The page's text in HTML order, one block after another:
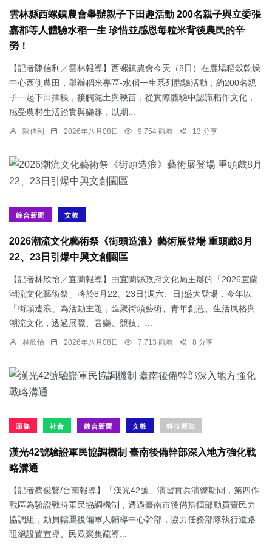
雲林縣西螺鎮農會舉辦親子下田趣活動 200名親子與立委張
嘉郡等人體驗水稻一生 珍惜並感恩每粒米背後農民的辛
勞！
【記者陳信利／雲林報導】西螺鎮農會今天（8日）在鹿場稻榖乾燥
中心西側農田，舉辦稻米專區-水稻一生系列體驗活動，約200名親
子一起下田插秧，接觸泥土與秧苗，從實際體驗中認識稻作文化，
感受農村生活踏實與樂趣，以期...
陳信利 2026年八月08日 9,754 觀看 13 分享
綜合新聞 文教
2026潮流文化藝術祭《街頭造浪》藝術展登場 重頭戲8月
22、23日引爆中興文創園區
【記者林欣怡／宜蘭報導】由宜蘭縣政府文化局主辦的「2026宜蘭
潮流文化藝術祭」將於8月22、23日(週六、日)盛大登場，今年以
「街頭造浪」為活動主題，匯聚街頭藝術、青年創意、生活風格與
潮流文化，透過展覽、音樂、競技、...
林欣怡 2026年八月08日 7,713 觀看 8 分享
頭條 社會 綜合新聞 文教 科技新知
漢光42號驗證軍民協調機制 臺南後備幹部深入地方強化戰
略溝通
【記者蔡俊賢/台南報導】「漢光42號」演習實兵演練期間，第四作
戰區為驗證戰時軍民協調機制，透過臺南市後備指揮部動員暨民力
協調組，動員轄屬後備軍人輔導中心幹部，協力任務部隊執行道路
阻絕設置宣導、民眾聚集疏導...